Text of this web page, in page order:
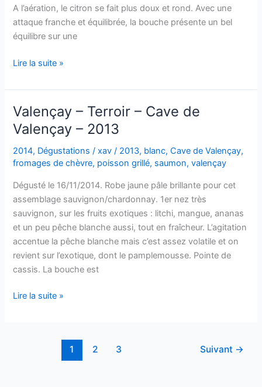
A l’aération, le citron se fait plus doux et rond. Avec une
attaque franche et équilibrée, la bouche présente un bel
équilibre sur une
Verdicchio
Castelli
di
Jesi
–
Classico
–
Blanchi
vini
Umani
Ronchi
–
2006
Lire la suite »
Valençay – Terroir – Cave de
Valençay – 2013
2014, Dégustations /xav/ 2013, blanc,Cave de Valençay,
fromages de chèvre, poisson grillé, saumon,valençay
Dégusté le 16/11/2014. Robe jaune pâle brillante pour cet
assemblage sauvignon/chardonnay. 1er nez très
sauvignon, sur les fruits exotiques : litchi, mangue, ananas
et un peu pêche blanche aussi, tout en fraîcheur. L’agitation
accentue la pêche blanche mais c’est assez volatile et on
revient sur l’exotique, dont le pamplemousse. Pointe de
cassis. La bouche est
Valençay
Lire la suite »
1 2 3 Suivant →